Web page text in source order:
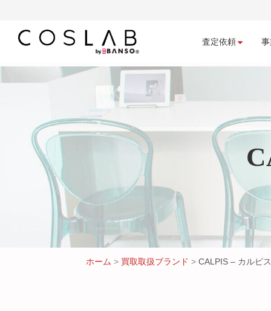
査定依頼
ホーム > 買取取扱ブランド > CALPIS – カルピ